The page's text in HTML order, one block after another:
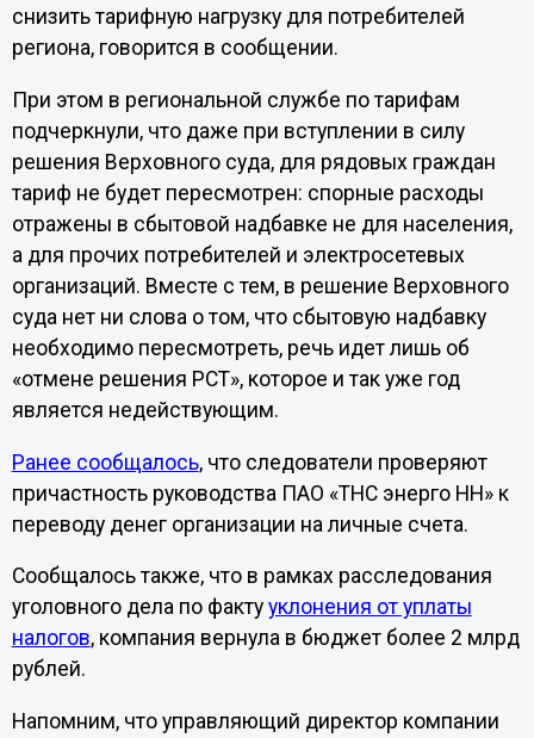
снизить тарифную нагрузку для потребителей
региона, говорится в сообщении.
При этом в региональной службе по тарифам
подчеркнули, что даже при вступлении в силу
решения Верховного суда, для рядовых граждан
тариф не будет пересмотрен: спорные расходы
отражены в сбытовой надбавке не для населения,
а для прочих потребителей и электросетевых
организаций. Вместе с тем, в решение Верховного
суда нет ни слова о том, что сбытовую надбавку
необходимо пересмотреть, речь идет лишь об
«отмене решения РСТ», которое и так уже год
является недействующим.
Ранее сообщалось, что следователи проверяют
причастность руководства ПАО «ТНС энерго НН» к
переводу денег организации на личные счета.
Сообщалось также, что в рамках расследования
уголовного дела по факту уклонения от уплаты
налогов, компания вернула в бюджет более 2 млрд
рублей.
Напомним, что управляющий директор компании